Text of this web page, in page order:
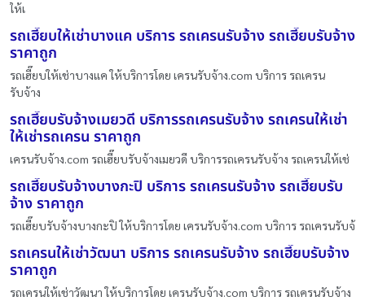
ให้เ
รถเฮี๊ยบให้เช่าบางแค บริการ รถเครนรับจ้าง รถเฮี๊ยบรับจ้าง
ราคาถูก
รถเฮี๊ยบให้เช่าบางแค ให้บริการโดย เครนรับจ้าง.com บริการ รถเครน
รับจ้าง
รถเฮี๊ยบรับจ้างเมยวดี บริการรถเครนรับจ้าง รถเครนให้เช่า
ให้เช่ารถเครน ราคาถูก
เครนรับจ้าง.com รถเฮี๊ยบรับจ้างเมยวดี บริการรถเครนรับจ้าง รถเครนให้เช่
รถเฮี๊ยบรับจ้างบางกะปิ บริการ รถเครนรับจ้าง รถเฮี๊ยบรับ
จ้าง ราคาถูก
รถเฮี๊ยบรับจ้างบางกะปิ ให้บริการโดย เครนรับจ้าง.com บริการ รถเครนรับจ้
รถเครนให้เช่าวัฒนา บริการ รถเครนรับจ้าง รถเฮี๊ยบรับจ้าง
ราคาถูก
รถเครนให้เช่าวัฒนา ให้บริการโดย เครนรับจ้าง.com บริการ รถเครนรับจ้าง